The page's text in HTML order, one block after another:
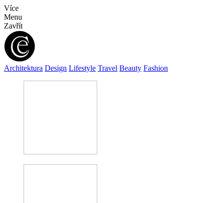
Více
Menu
Zavřít
Architektura Design Lifestyle Travel Beauty Fashion